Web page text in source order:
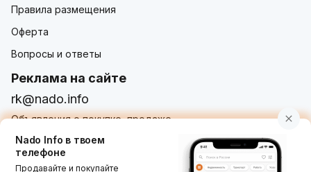
Правила размещения
Оферта
Вопросы и ответы
Реклама на сайте
rk@nado.info
Объявления о покупке, продаже,
услугах от частных лиц и организаций
Nado Info в твоем
телефоне
Продавайте и покупайте